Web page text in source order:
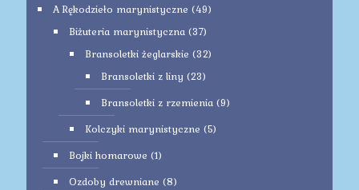
A Rękodzieło marynistyczne (49)
Biżuteria marynistyczna (37)
Bransoletki żeglarskie (32)
Bransoletki z liny (23)
Bransoletki z rzemienia (9)
Kolczyki marynistyczne (5)
Bojki homarowe (1)
Ozdoby drewniane (8)